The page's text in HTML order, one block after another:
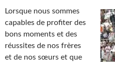
Lorsque nous sommes
capables de profiter des
bons moments et des
réussites de nos frères
et de nos sœurs et que